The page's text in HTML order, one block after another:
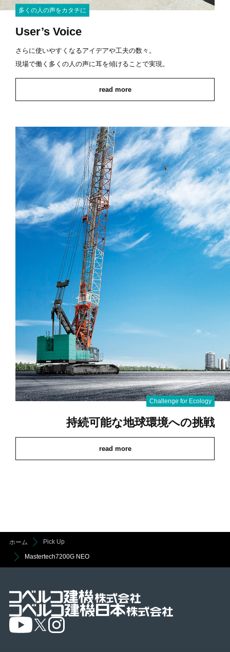
多くの人の声をカタチに
User’s Voice
さらに使いやすくなるアイデアや工夫の数々。
現場で働く多くの人の声に耳を傾けることで実現。
read more
Challenge for Ecology
持続可能な地球環境への挑戦
read more
ホーム Pick Up
Mastertech7200G NEO